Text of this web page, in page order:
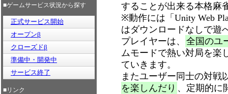
■ゲームサービス状況から探す
正式サービス開始
オープンβ
クローズドβ
準備中・開発中
サービス終了
■リンク
することが出来る本格麻
※動作には「Unity Web
はダウンロードなしで遊
プレイヤーは、 全国のユ
ムモードで熱い対局を楽
ていきます。
またユーザー同士の対戦
を楽しんだり 、定期的に